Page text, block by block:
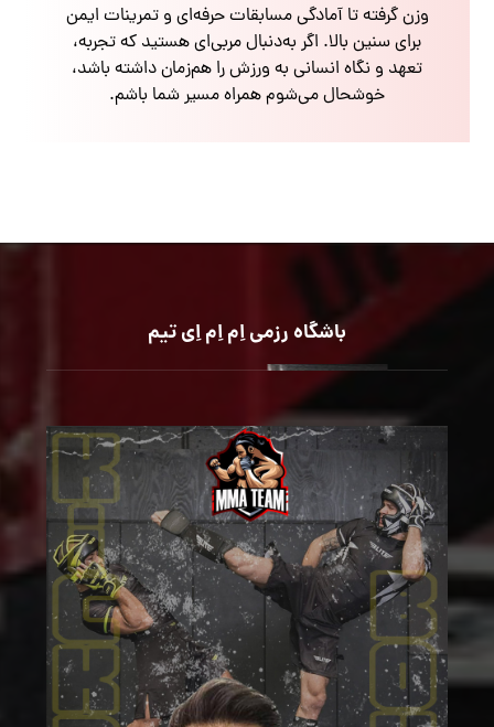
وزن گرفته تا آمادگی مسابقات حرفه‌ای و تمرینات ایمن
برای سنین بالا. اگر به‌دنبال مربی‌ای هستید که تجربه،
تعهد و نگاه انسانی به ورزش را هم‌زمان داشته باشد،
خوشحال می‌شوم همراه مسیر شما باشم.
باشگاه رزمی اِم اِم اِی تیم